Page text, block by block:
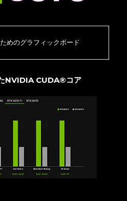
めのグラフィックボード
NVIDIA CUDA®コア